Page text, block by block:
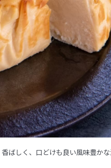
ばしく、口どけも良い風味豊か